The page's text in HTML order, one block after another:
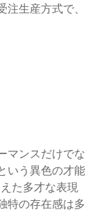
生産方式で、
マンスだけでな
いう異色の才能
た多才な表現
特の存在感は多